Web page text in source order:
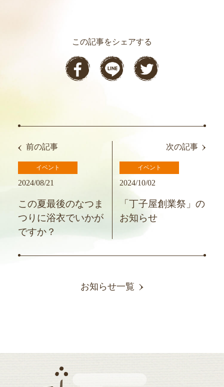
この記事をシェアする
前の記事
イベント
2024/08/21
この夏最後のなつま
つりに浴衣でいかが
ですか？
次の記事
イベント
2024/10/02
「丁子屋創業祭」の
お知らせ
お知らせ一覧